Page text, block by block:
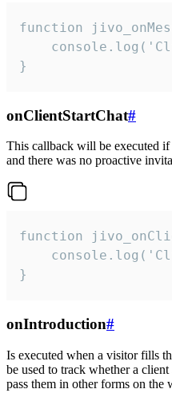
function
}
onClientStartChat#
This callback will be executed
and there was no proactive
function
}
onIntroduction#
Is executed when a visitor fills
be used to track whether a
pass them in other forms on the